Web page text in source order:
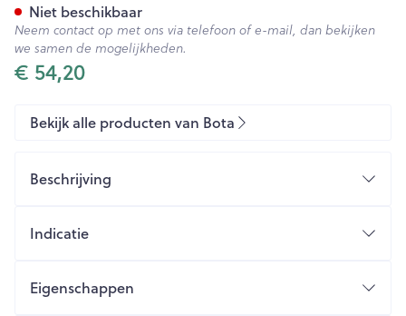
€ 54,20
Niet beschikbaar
Neem contact op met ons via telefoon of e-mail, dan bekijken
we samen de mogelijkheden.
Bekijk alle producten van Bota
Beschrijving
Indicatie
Eigenschappen